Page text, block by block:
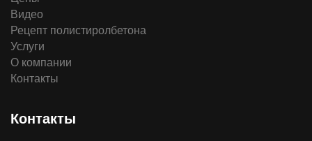
Видео
Рецепт полистиролбетона
Услуги
О компании
Контакты
Контакты